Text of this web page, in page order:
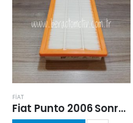
FİAT
Fiat Punto 2006 Sonrası 1.4 Benzinli Hava Filtresi